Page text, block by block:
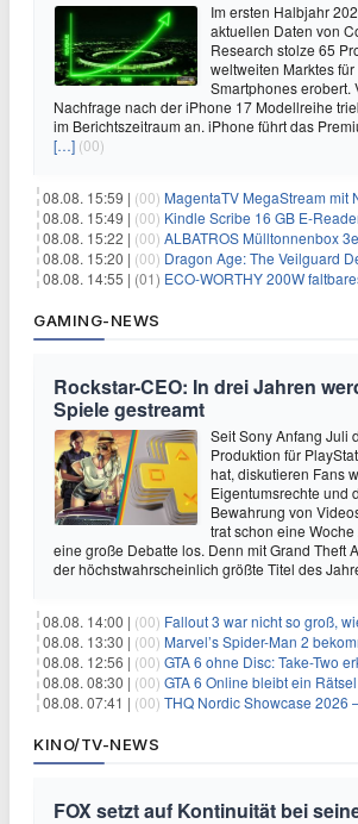
Im ersten Halbjahr
aktuellen Daten von
Research stolze 65
weltweiten Marktes
Smartphones erobert.
Nachfrage nach der iPhone 17 Modellreihe
im Berichtszeitraum an. iPhone führt das
[…] (00)
08.08. 15:59 | (00) MagentaTV MegaStream mit Netflix, Disney+, Apple TV+ &
08.08. 15:49 | (00) Kindle Scribe 16 GB E-Reader
08.08. 15:22 | (00) ALBATROS Mülltonnenbox 3er
08.08. 15:20 | (00) Dragon Age: The Veilguard Deluxe
08.08. 14:55 | (01) ECO-WORTHY 200W faltbares Solarpanel für
GAMING-NEWS
Rockstar-CEO: In drei Jahren
Spiele gestreamt
Seit Sony Anfang Juli
Produktion für
hat, diskutieren Fans
Eigentumsrechte und
Bewahrung von
trat schon eine
eine große Debatte los. Denn mit Grand Theft
der höchstwahrscheinlich größte Titel des
08.08. 14:00 | (00) Fallout 3 war nicht so groß, wie
08.08. 13:30 | (00) Marvel’s Spider-Man 2 bekommt überraschendes PS5-
08.08. 12:56 | (00) GTA 6 ohne Disc: Take-Two erklärt die
08.08. 08:30 | (00) GTA 6 Online bleibt ein Rätsel – Insider
08.08. 07:41 | (00) THQ Nordic Showcase 2026 –
KINO/TV-NEWS
FOX setzt auf Kontinuität bei